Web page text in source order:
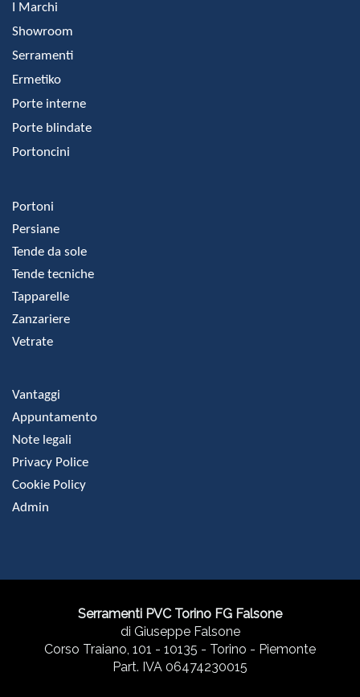
I Marchi
Showroom
Serramenti
Ermetiko
Porte interne
Porte blindate
Portoncini
Portoni
Persiane
Tende da sole
Tende tecniche
Tapparelle
Zanzariere
Vetrate
Vantaggi
Appuntamento
Note legali
Privacy Police
Cookie Policy
Admin
Serramenti PVC Torino FG Falsone
di Giuseppe Falsone
Corso Traiano, 101 - 10135 - Torino - Piemonte
Part. IVA 06474230015